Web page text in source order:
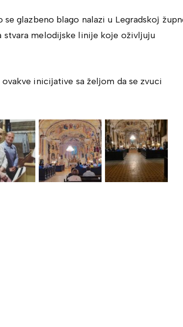
glazbeno blago nalazi u Legradskoj
melodijske linije koje oživljuju
inicijative sa željom da se zvuci